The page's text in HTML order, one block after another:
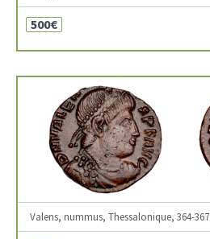
500€
Valens, nummus, Thessalonique, 364-367